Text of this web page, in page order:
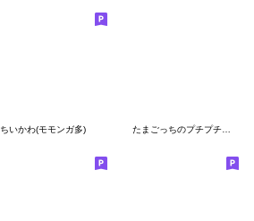
ちいかわ(モモンガ多) たまごっちのプチプチおみせっち